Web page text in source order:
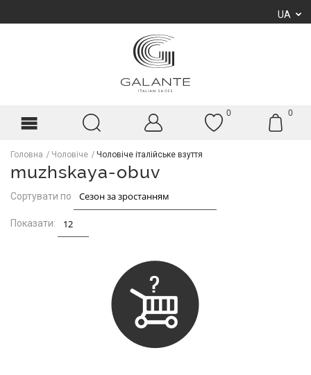
UA
0 0
Головна Чоловіче Чоловіче італійське взуття
muzhskaya-obuv
Сортувати по
Показати: